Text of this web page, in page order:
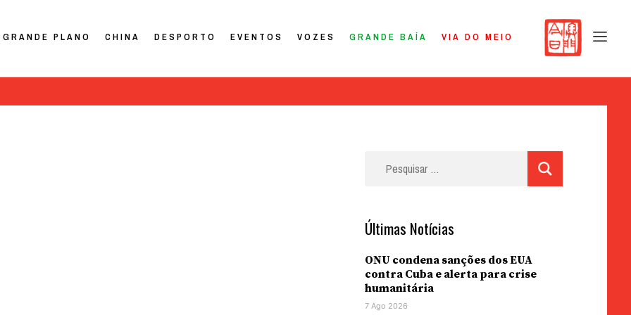
GRANDE PLANO CHINA DESPORTO EVENTOS VOZES GRANDE BAÍA VIA DO MEIO
Últimas Notícias
ONU condena sanções dos EUA
contra Cuba e alerta para crise
humanitária
7 Ago 2026